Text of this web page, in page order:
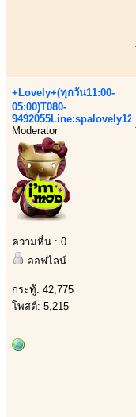
+Lovely+(ทุกวัน11:00-
05:00)T080-
9492055Line:spalovely123
Moderator
ความหื่น : 0
ออฟไลน์
กระทู้: 42,775
โพสต์: 5,215